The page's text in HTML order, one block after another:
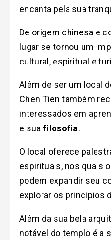
encanta pela sua
De origem chinesa e
lugar se tornou um
cultural, espiritual e
Além de ser um local
Chen Tien também
interessados em
e sua filosofia.
O local oferece
espirituais, nos quais
podem expandir seu
explorar os princípios
Além da sua bela
notável do templo é a